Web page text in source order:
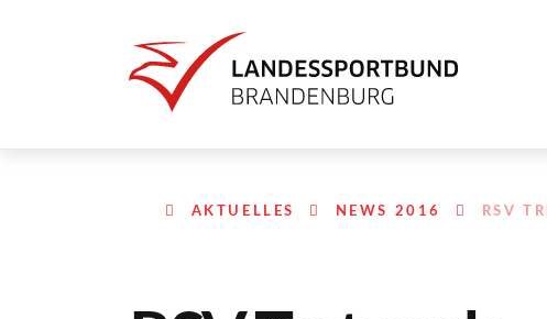
AKTUELLES NEWS 2016 RSV